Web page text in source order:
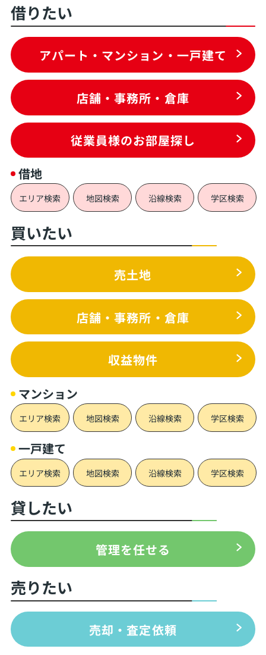
借りたい
アパート・マンション・一戸建て
店舗・事務所・倉庫
従業員様のお部屋探し
借地
エリア検索 地図検索 沿線検索 学区検索
買いたい
売土地
店舗・事務所・倉庫
収益物件
マンション
エリア検索 地図検索 沿線検索 学区検索
一戸建て
エリア検索 地図検索 沿線検索 学区検索
貸したい
管理を任せる
売りたい
売却・査定依頼